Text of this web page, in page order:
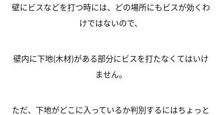
壁にビスなどを打つ時には、どの場所にもビスが効くわ
けではないので、
壁内に下地(木材)がある部分にビスを打たなくてはいけ
ません。
ただ、下地がどこに入っているか判別するにはちょっと